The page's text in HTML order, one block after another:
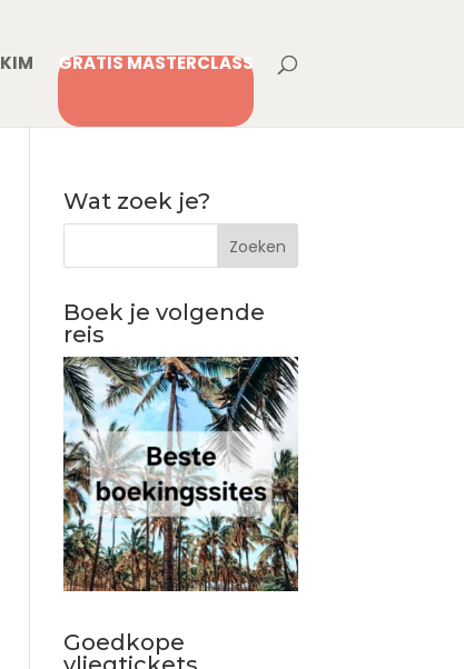
GRATIS MASTERCLASS
Wat zoek je?
Boek je volgende
reis
Goedkope